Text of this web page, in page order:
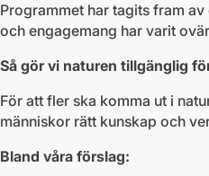
Programmet har tagits fram
och engagemang har varit
Så gör vi naturen tillgänglig
För att fler ska komma ut i
människor rätt kunskap och
Bland våra förslag: